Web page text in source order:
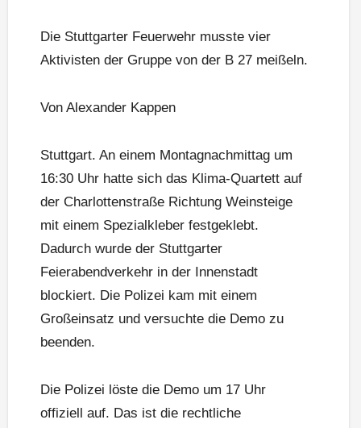
Die Stuttgarter Feuerwehr musste vier
Aktivisten der Gruppe von der B 27 meißeln.
Von Alexander Kappen
Stuttgart. An einem Montagnachmittag um
16:30 Uhr hatte sich das Klima-Quartett auf
der Charlottenstraße Richtung Weinsteige
mit einem Spezialkleber festgeklebt.
Dadurch wurde der Stuttgarter
Feierabendverkehr in der Innenstadt
blockiert. Die Polizei kam mit einem
Großeinsatz und versuchte die Demo zu
beenden.
Die Polizei löste die Demo um 17 Uhr
offiziell auf. Das ist die rechtliche